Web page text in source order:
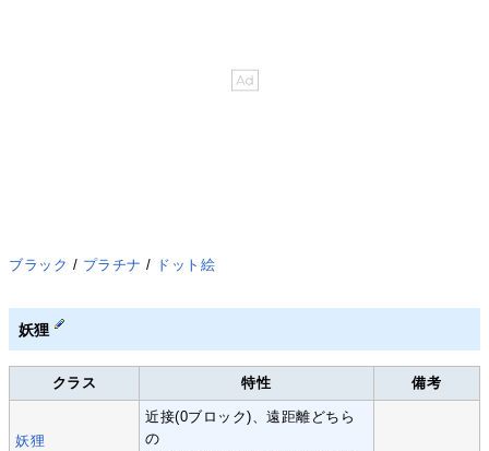
ブラック / プラチナ / ドット絵
妖狸
クラス 特性 備考
妖狸
近接(0ブロック)、遠距離どちら
の